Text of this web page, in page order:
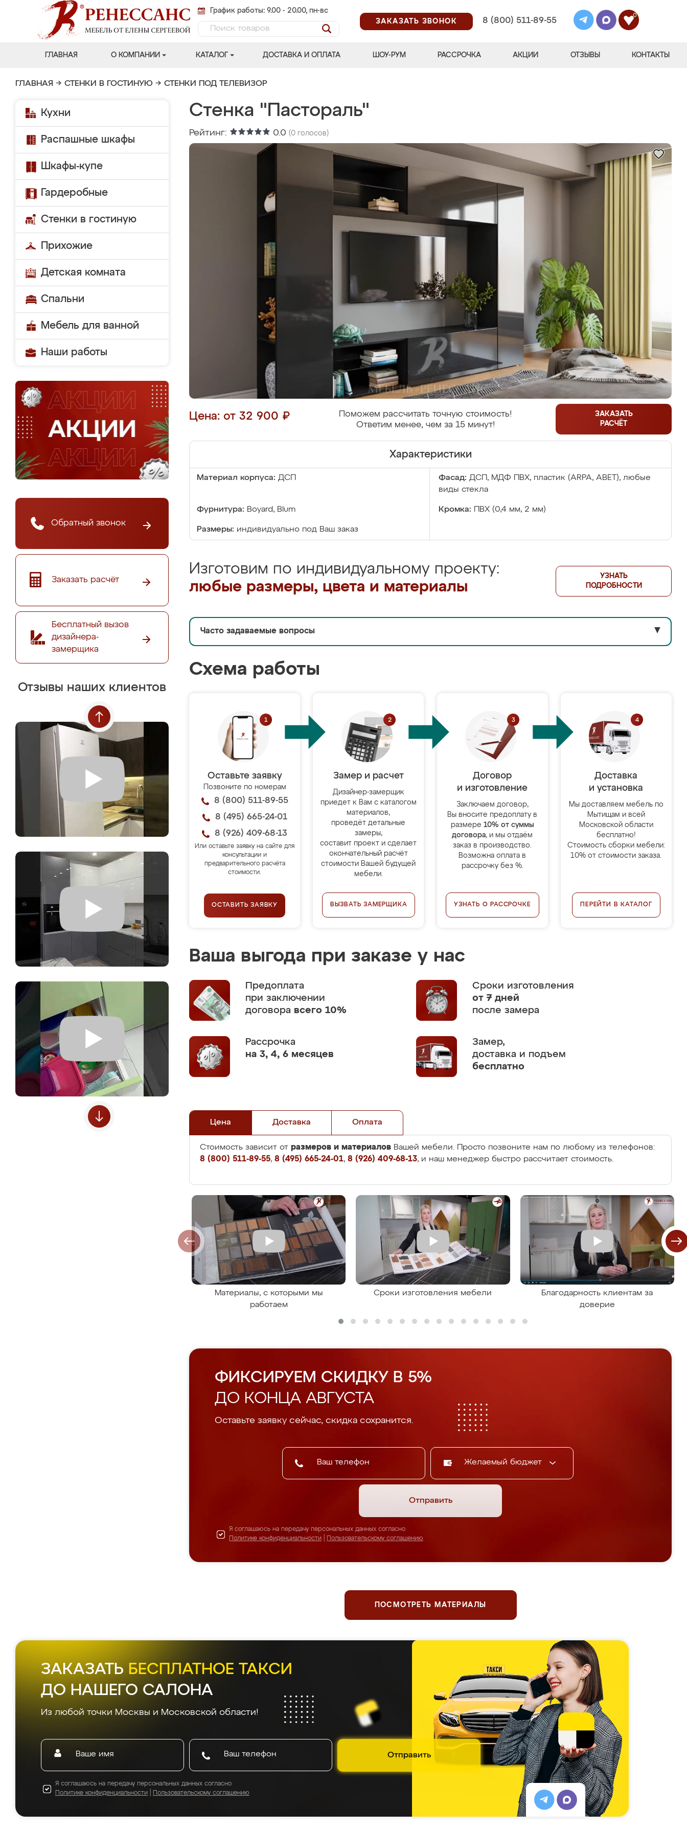
График работы: 9.00 - 20.00, пн-вс
ЗАКАЗАТЬ ЗВОНОК
8 (800) 511-89-55
0
ГЛАВНАЯ О КОМПАНИИ КАТАЛОГ ДОСТАВКА И ОПЛАТА ШОУ-РУМ РАССРОЧКА АКЦИИ ОТЗЫВЫ КОНТАКТЫ
ГЛАВНАЯ → СТЕНКИ В ГОСТИНУЮ → СТЕНКИ ПОД ТЕЛЕВИЗОР
Кухни
Распашные шкафы
Шкафы-купе
Гардеробные
Стенки в гостиную
Прихожие
Детская комната
Спальни
Мебель для ванной
Наши работы
Обратный звонок
Заказать расчёт
Бесплатный вызов
дизайнера-
замерщика
Отзывы наших клиентов
Стенка "Пастораль"
Рейтинг: 0.0 (0 голосов)
Цена: от 32 900 ₽
Поможем рассчитать точную стоимость!
Ответим менее, чем за 15 минут!
ЗАКАЗАТЬ
РАСЧЁТ
Характеристики
Материал корпуса: ДСП Фасад: ДСП, МДФ ПВХ, пластик (ARPA, ABET), любые
виды стекла
Фурнитура: Boyard, Blum Кромка: ПВХ (0,4 мм, 2 мм)
Размеры: индивидуально под Ваш заказ
Изготовим по индивидуальному проекту:
любые размеры, цвета и материалы
УЗНАТЬ
ПОДРОБНОСТИ
Часто задаваемые вопросы ▼
Схема работы
Оставьте заявку
Позвоните по номерам
8 (800) 511-89-55
8 (495) 665-24-01
8 (926) 409-68-13
Или оставьте заявку на сайте для
консультации и
предварительного расчёта
стоимости.
ОСТАВИТЬ ЗАЯВКУ
Замер и расчет
Дизайнер-замерщик
приедет к Вам с каталогом
материалов,
проведёт детальные
замеры,
составит проект и сделает
окончательный расчёт
стоимости Вашей будущей
мебели.
ВЫЗВАТЬ ЗАМЕРЩИКА
Договор
и изготовление
Заключаем договор,
Вы вносите предоплату в
размере 10% от суммы
договора, и мы отдаём
заказ в производство.
Возможна оплата в
рассрочку без %.
УЗНАТЬ О РАССРОЧКЕ
Доставка
и установка
Мы доставляем мебель по
Мытищам и всей
Московской области
бесплатно!
Стоимость сборки мебели:
10% от стоимости заказа.
ПЕРЕЙТИ В КАТАЛОГ
Ваша выгода при заказе у нас
Предоплата
при заключении
договора всего 10%
Сроки изготовления
от 7 дней
после замера
Рассрочка
на 3, 4, 6 месяцев
Замер,
доставка и подъем
бесплатно
Цена Доставка Оплата
Стоимость зависит от размеров и материалов Вашей мебели. Просто позвоните нам по любому из телефонов:
8 (800) 511-89-55, 8 (495) 665-24-01, 8 (926) 409-68-13, и наш менеджер быстро рассчитает стоимость.
Материалы, с которыми мы
работаем
Сроки изготовления мебели
Благодарность клиентам за
доверие
ФИКСИРУЕМ СКИДКУ В 5%
ДО КОНЦА АВГУСТА
Оставьте заявку сейчас, скидка сохранится.
Желаемый бюджет
Отправить
Я соглашаюсь на передачу персональных данных согласно
Политике конфиденциальности
Пользовательскому соглашению
ПОСМОТРЕТЬ МАТЕРИАЛЫ
ЗАКАЗАТЬ БЕСПЛАТНОЕ ТАКСИ
ДО НАШЕГО САЛОНА
Из любой точки Москвы и Московской области!
Отправить
Я соглашаюсь на передачу персональных данных согласно
Политике конфиденциальности
Пользовательскому соглашению